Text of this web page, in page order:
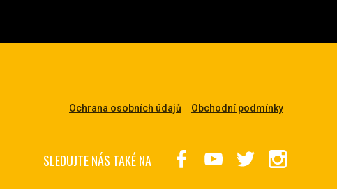
Ochrana osobních údajů Obchodní podmínky
SLEDUJTE NÁS TAKÉ NA